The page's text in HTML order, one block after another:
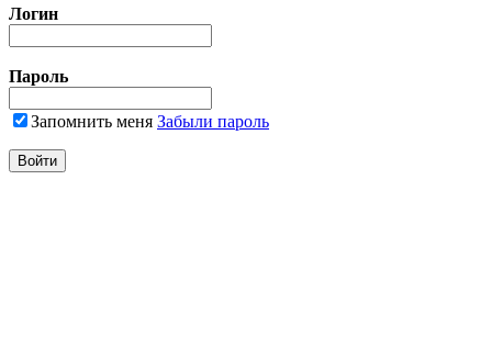
Логин
Пароль
Запомнить меня Забыли пароль